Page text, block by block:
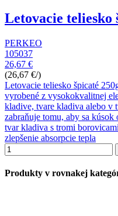
Letovacie teliesko
PERKEO
105037
26,67 €
(26,67 €/)
Letovacie teliesko špicaté
vyrobené z vysokokvalitnej
kladive, tvare kladiva alebo v
zabraňuje tomu, aby sa
tvar kladiva s tromi
zlepšenie absorpcie tepla
Produkty v rovnakej